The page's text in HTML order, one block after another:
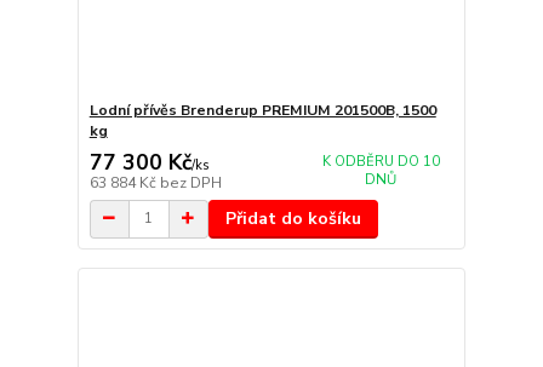
Lodní přívěs Brenderup PREMIUM 201500B, 1500
kg
77 300 Kč/ks
63 884 Kč bez DPH
K ODBĚRU DO 10
DNŮ
Přidat do košíku